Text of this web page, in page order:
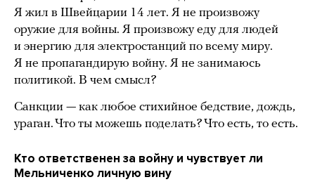
Я жил в Швейцарии 14 лет. Я не произвожу
оружие для войны. Я произвожу еду для людей
и энергию для электростанций по всему миру.
Я не пропагандирую войну. Я не занимаюсь
политикой. В чем смысл?
Санкции — как любое стихийное бедствие, дождь,
ураган. Что ты можешь поделать? Что есть, то есть.
Кто ответственен за войну и чувствует ли
Мельниченко личную вину